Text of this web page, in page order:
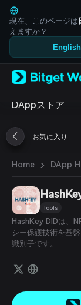
English
日本語
Tiếng Việt
Русский
Español
Italiano
Deutsch
繁體中文
Português (Portugal)
ภาษาไทย
العربية
हिन्दी
বাংলা
Español
Português (Brasil)
Español (Argentina)
現在、このページは
えますか？
English
DAppストア
お気に入り
Home › DApp
Tools
HashKey DIDは、
シー保護技術を基
識別子です。